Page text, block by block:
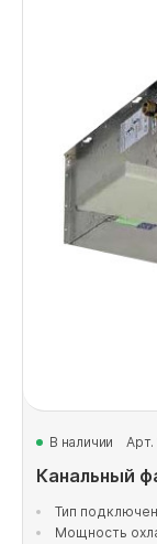
В наличии Арт.
Канальный
Тип
Мощность